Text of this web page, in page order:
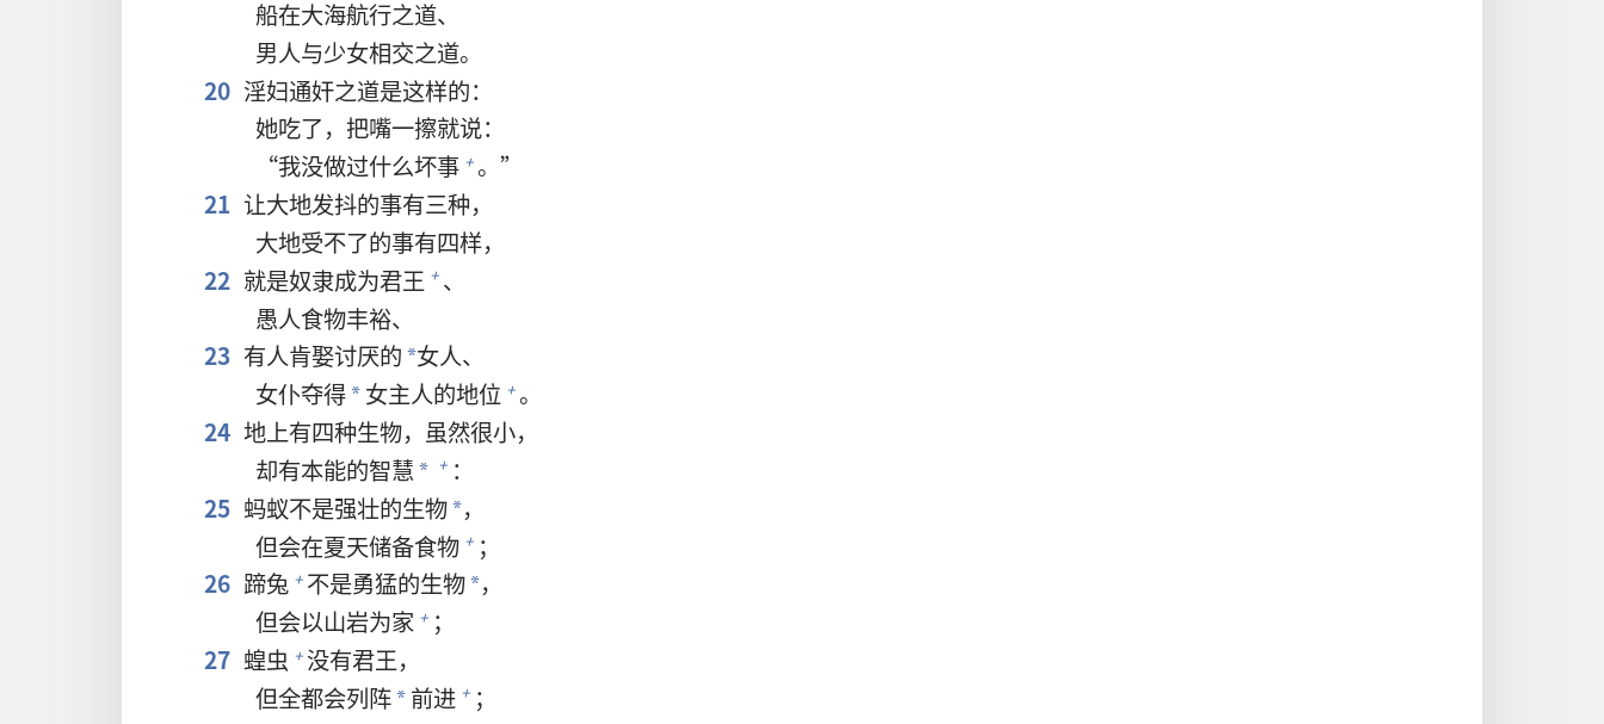
船在大海航行之道、
男人与少女相交之道。
20 淫妇通奸之道是这样的：
她吃了，把嘴一擦就说：
“我没做过什么坏事 + 。”
21 让大地发抖的事有三种，
大地受不了的事有四样，
22 就是奴隶成为君王 + 、
愚人食物丰裕、
23 有人肯娶讨厌的 *女人、
女仆夺得* 女主人的地位 + 。
24 地上有四种生物，虽然很小，
却有本能的智慧 * + ：
25 蚂蚁不是强壮的生物*，
但会在夏天储备食物 + ；
26 蹄兔 + 不是勇猛的生物*，
但会以山岩为家 + ；
27 蝗虫 + 没有君王，
但全都会列阵* 前进 + ；